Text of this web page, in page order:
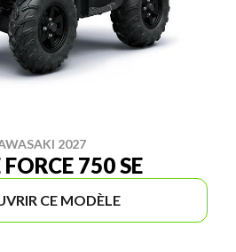
2027
750 SE
CE MODÈLE